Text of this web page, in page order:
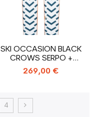
SKI OCCASION BLACK
CROWS SERPO +
FIXATIONS
269,00 €
4